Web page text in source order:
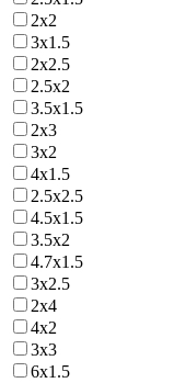
2х2
3х1.5
2х2.5
2.5х2
3.5х1.5
2х3
3х2
4х1.5
2.5х2.5
4.5х1.5
3.5х2
4.7х1.5
3х2.5
2х4
4х2
3х3
6х1.5